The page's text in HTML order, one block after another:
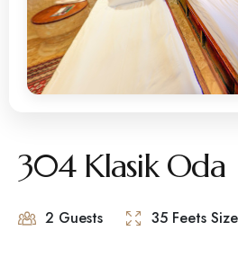
304 Klasik Oda
2 Guests 35 Feets Size